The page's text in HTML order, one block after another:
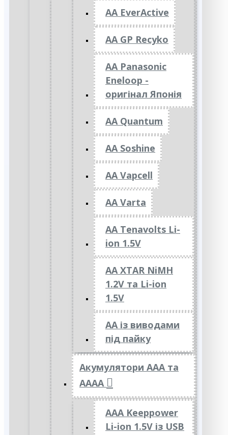
AA EverActive
AA GP Recyko
AA Panasonic
Eneloop -
оригінал Японія
AA Quantum
AA Soshine
AA Vapcell
AA Varta
AA Tenavolts Li-
ion 1.5V
AA XTAR NiMH
1.2V та Li-ion
1.5V
АА із виводами
під пайку
Акумулятори ААА та
АААА
AAA Keeppower
Li-ion 1.5V із USB